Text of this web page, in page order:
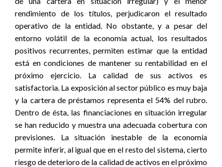
rendimiento de los títulos, perjudicaron el resultado
operativo de la entidad. No obstante, y a pesar del
entorno volátil de la economía actual, los resultados
positivos recurrentes, permiten estimar que la entidad
está en condiciones de mantener su rentabilidad en el
próximo ejercicio. La calidad de sus activos es
satisfactoria. La exposición al sector público es muy baja
y la cartera de préstamos representa el 54% del rubro.
Dentro de ésta, las financiaciones en situación irregular
se han reducido y muestra una adecuada cobertura con
previsiones. La situación inestable de la economía
permite inferir, al igual que en el resto del sistema, cierto
riesgo de deterioro de la calidad de activos en el próximo